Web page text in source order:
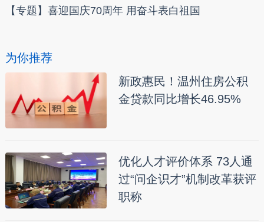
【专题】喜迎国庆70周年 用奋斗表白祖国
为你推荐
新政惠民！温州住房公积
金贷款同比增长46.95%
优化人才评价体系 73人通
过“问企识才”机制改革获评
职称